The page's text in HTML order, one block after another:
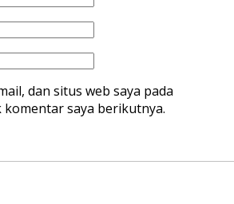
dan situs web saya pada
saya berikutnya.